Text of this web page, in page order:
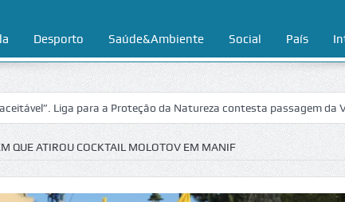
Desporto Saúde&Ambiente Social País
para a Proteção da Natureza contesta passagem da Volta a
QUE ATIROU COCKTAIL MOLOTOV EM MANIF